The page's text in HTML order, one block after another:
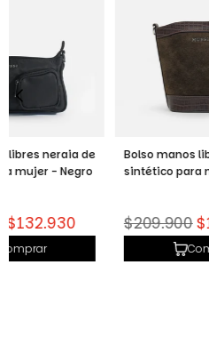
Bolso manos libres ailen de
sintético para mujer - Verde
Precio
habitual
$209.900 $146.930